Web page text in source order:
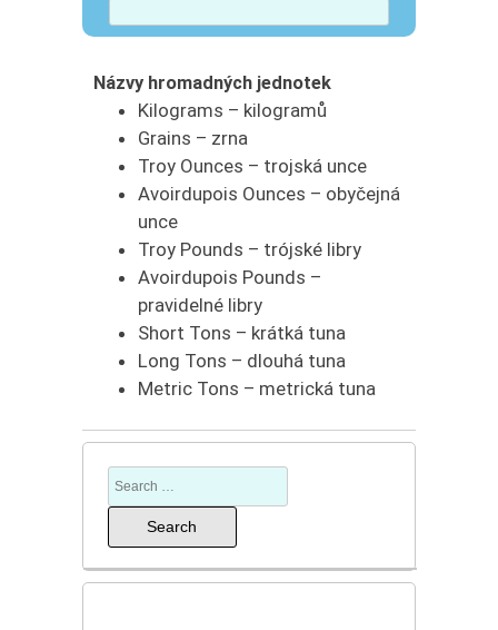
Názvy hromadných jednotek
Kilograms – kilogramů
Grains – zrna
Troy Ounces – trojská unce
Avoirdupois Ounces – obyčejná
unce
Troy Pounds – trójské libry
Avoirdupois Pounds –
pravidelné libry
Short Tons – krátká tuna
Long Tons – dlouhá tuna
Metric Tons – metrická tuna